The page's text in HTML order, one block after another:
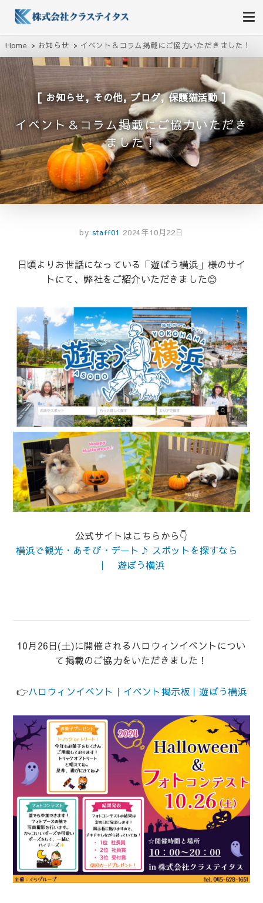
株式会社クラステイタス
地域のコミュニティーを大切にする企業
Home お知らせ イベント＆コラム掲載にご協力いただきました！
お知らせ,その他,ブログ,保護猫活動
イベント＆コラム掲載にご協力いただき
ました！
by staff01 2024年10月22日
日頃よりお世話になっている「遊ぼう横浜」様のサイ
トにて、弊社をご紹介いただきました😊
公式サイトはこちらから👇
横浜で観光・あそび・デート♪ スポットを探すなら
｜ 遊ぼう横浜
10月26日(土)に開催されるハロウィンイベントについ
て掲載のご協力をいただきました！
👉ハロウィンイベント｜イベント掲示板｜遊ぼう横浜